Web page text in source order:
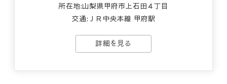
所在地:山梨県甲府市上石田４丁目
交通:ＪＲ中央本線 甲府駅
詳細を見る